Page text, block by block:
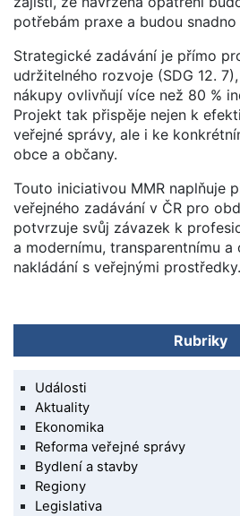
potřebám praxe a budou
Strategické zadávání je přímo
udržitelného rozvoje (SDG 12.
nákupy ovlivňují více než 80 %
Projekt tak přispěje nejen k
veřejné správy, ale i ke
obce a občany.
Touto iniciativou MMR naplňuje
veřejného zadávání v ČR pro
potvrzuje svůj závazek k
a modernímu, transparentnímu a
nakládání s veřejnými prostředky.
Rubriky
Události
Aktuality
Ekonomika
Reforma veřejné správy
Bydlení a stavby
Regiony
Legislativa